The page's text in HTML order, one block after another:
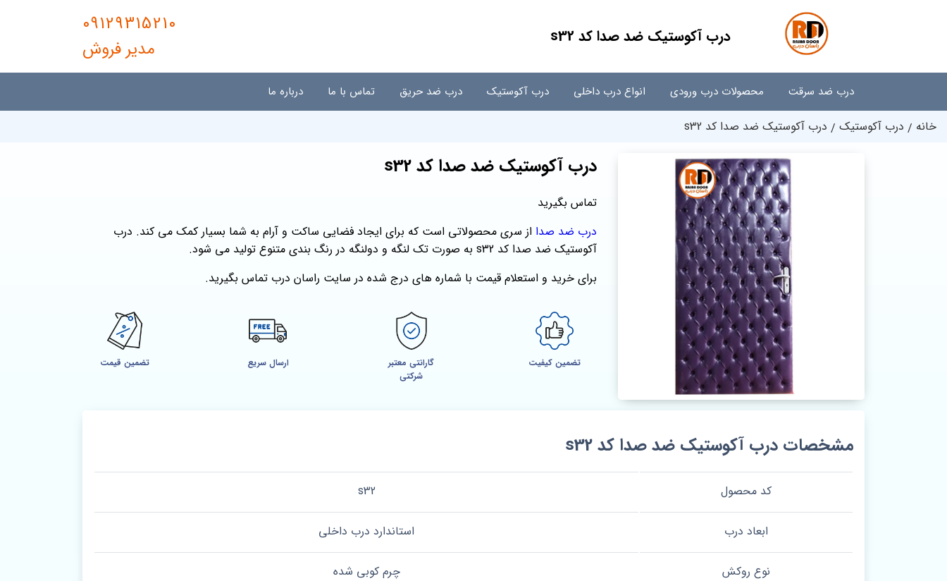
درب آکوستیک ضد صدا کد s32
09129315210
مدیر فروش
درب ضد سرقت محصولات درب ورودی انواع درب داخلی درب آکوستیک درب ضد حریق تماس با ما درباره ما
خانه درب آکوستیک درب آکوستیک ضد صدا کد s32
درب آکوستیک ضد صدا کد s32
تماس بگیرید
درب ضد صدا از سری محصولاتی است که برای ایجاد فضایی ساکت و آرام به شما بسیار کمک می کند. درب
آکوستیک ضد صدا کد s32 به صورت تک لنگه و دولنگه در رنگ بندی متنوع تولید می شود.
برای خرید و استعلام قیمت با شماره های درج شده در سایت راسان درب تماس بگیرید.
تضمین کیفیت
گارانتی معتبر
شرکتی
ارسال سریع تضمین قیمت
مشخصات درب آکوستیک ضد صدا کد s32
کد محصول s32
ابعاد درب استاندارد درب داخلی
نوع روکش چرم کوبی شده